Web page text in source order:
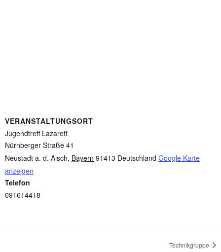
VERANSTALTUNGSORT
Jugendtreff Lazarett
Nürnberger Straße 41
Neustadt a. d. Aisch, Bayern 91413 Deutschland Google Karte
anzeigen
Telefon
091614418
Technikgruppe